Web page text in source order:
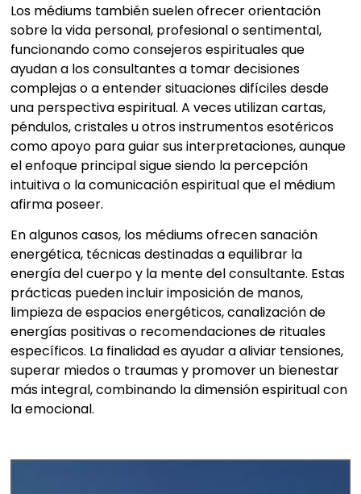
Los médiums también suelen ofrecer orientación
sobre la vida personal, profesional o sentimental,
funcionando como consejeros espirituales que
ayudan a los consultantes a tomar decisiones
complejas o a entender situaciones difíciles desde
una perspectiva espiritual. A veces utilizan cartas,
péndulos, cristales u otros instrumentos esotéricos
como apoyo para guiar sus interpretaciones, aunque
el enfoque principal sigue siendo la percepción
intuitiva o la comunicación espiritual que el médium
afirma poseer.
En algunos casos, los médiums ofrecen sanación
energética, técnicas destinadas a equilibrar la
energía del cuerpo y la mente del consultante. Estas
prácticas pueden incluir imposición de manos,
limpieza de espacios energéticos, canalización de
energías positivas o recomendaciones de rituales
específicos. La finalidad es ayudar a aliviar tensiones,
superar miedos o traumas y promover un bienestar
más integral, combinando la dimensión espiritual con
la emocional.